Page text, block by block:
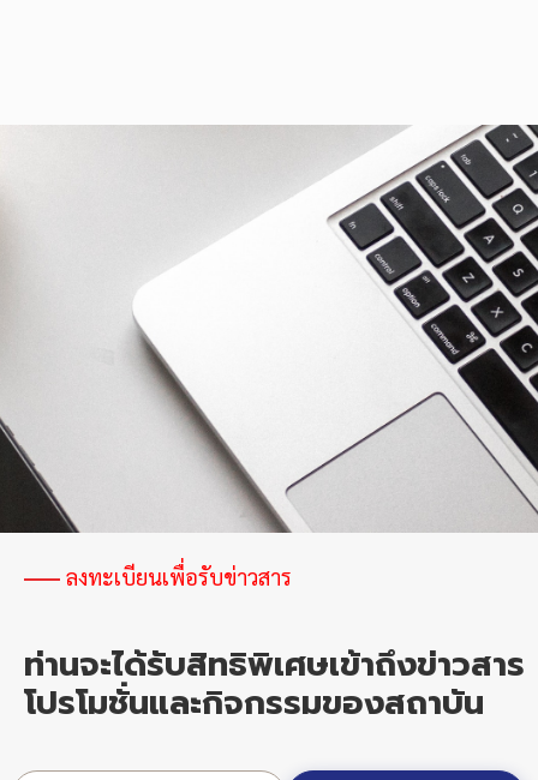
ลงทะเบียนเพื่อรับข่าวสาร
ท่านจะได้รับสิทธิพิเศษเข้าถึงข่าวสาร
โปรโมชั่นและกิจกรรมของสถาบัน